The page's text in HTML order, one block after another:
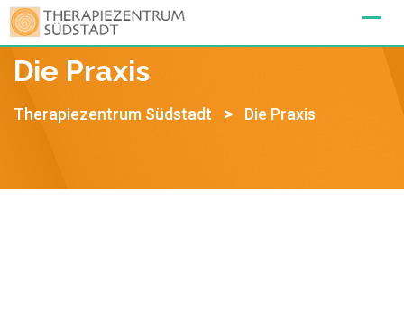
Die Praxis
Therapiezentrum Südstadt > Die Praxis